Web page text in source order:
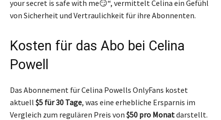
your secret is safe with me😏“, vermittelt Celina ein Gefühl
von Sicherheit und Vertraulichkeit für ihre Abonnenten.
Kosten für das Abo bei Celina
Powell
Das Abonnement für Celina Powells OnlyFans kostet
aktuell $5 für 30 Tage, was eine erhebliche Ersparnis im
Vergleich zum regulären Preis von $50 pro Monatdarstellt.